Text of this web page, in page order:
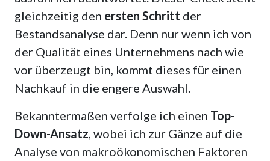
gleichzeitig den ersten Schritt der
Bestandsanalyse dar. Denn nur wenn ich von
der Qualität eines Unternehmens nach wie
vor überzeugt bin, kommt dieses für einen
Nachkauf in die engere Auswahl.
Bekanntermaßen verfolge ich einen Top-
Down-Ansatz , wobei ich zur Gänze auf die
Analyse von makroökonomischen Faktoren